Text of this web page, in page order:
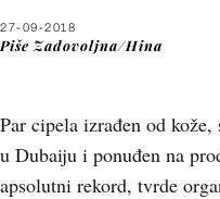
27-09-2018
Piše Zadovoljna/Hina
Par cipela izrađen od
u Dubaiju i ponuđen na
apsolutni rekord, tvrde